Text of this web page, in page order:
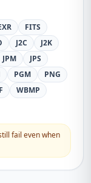
FITS
J2C
J2K
JPM
JPS
PGM
PNG
WBMP
fail even when